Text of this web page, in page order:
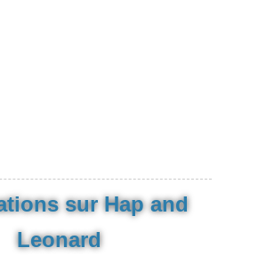
sur Hap and
Leonard